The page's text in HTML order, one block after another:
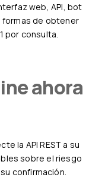
web, API, bot
formas de obtener
por consulta.
ahora
sobre el riesgo
confirmación.